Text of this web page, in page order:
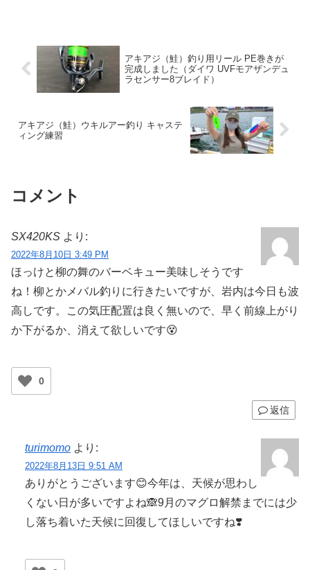
アキアジ（鮭）釣り用リール PE巻きが
完成しました（ダイワ UVFモアザンデュ
ラセンサー8ブレイド）
アキアジ（鮭）ウキルアー釣り キャステ
ィング練習
コメント
SX420KS より:
2022年8月10日 3:49 PM
ほっけと柳の舞のバーベキュー美味しそうです
ね！柳とかメバル釣りに行きたいですが、岩内は今日も波
高しです。この気圧配置は良く無いので、早く前線上がり
か下がるか、消えて欲しいです😵
0
返信
turimomo より:
2022年8月13日 9:51 AM
ありがとうございます😊今年は、天候が思わし
くない日が多いですよね🙈9月のマグロ解禁までには少
し落ち着いた天候に回復してほしいですね❣️